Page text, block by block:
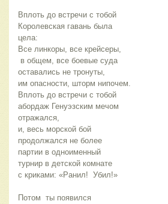
Вплоть до встречи с тобой
Королевская гавань была
цела:
Все линкоры, все крейсеры,
в общем, все боевые суда
оставались не тронуты,
им опасности, шторм нипочем.
Вплоть до встречи с тобой
абордаж Генуэзским мечом
отражался,
и, весь морской бой
продолжался не более
партии в одноименный
турнир в детской комнате
с криками: «Ранил!  Убил!»
Потом  ты появился